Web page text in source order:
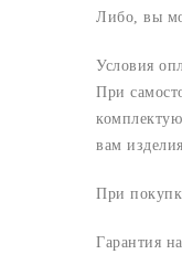
Либо, вы
Условия
При
вам
При
Гарантия